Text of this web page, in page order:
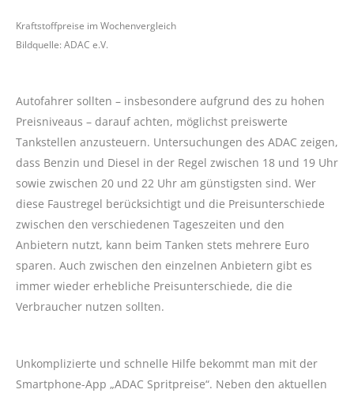
Kraftstoffpreise im Wochenvergleich
Bildquelle: ADAC e.V.
Autofahrer sollten – insbesondere aufgrund des zu hohen
Preisniveaus – darauf achten, möglichst preiswerte
Tankstellen anzusteuern. Untersuchungen des ADAC zeigen,
dass Benzin und Diesel in der Regel zwischen 18 und 19 Uhr
sowie zwischen 20 und 22 Uhr am günstigsten sind. Wer
diese Faustregel berücksichtigt und die Preisunterschiede
zwischen den verschiedenen Tageszeiten und den
Anbietern nutzt, kann beim Tanken stets mehrere Euro
sparen. Auch zwischen den einzelnen Anbietern gibt es
immer wieder erhebliche Preisunterschiede, die die
Verbraucher nutzen sollten.
Unkomplizierte und schnelle Hilfe bekommt man mit der
Smartphone-App „ADAC Spritpreise“. Neben den aktuellen